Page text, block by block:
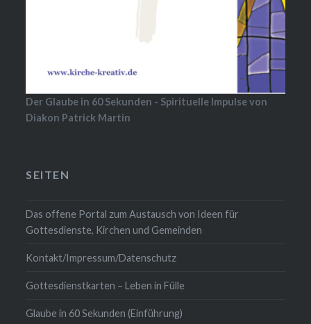
Der Glaube in 60 Sekunden - Spirituelle Impulse von
Diakon Patrick Martin
SEITEN
Das offene Portal zum Austausch von Ideen für
Gottesdienste, Kirchen und Gemeinden
Kontakt/Impressum/Datenschutz
Gottesdienstkarten – Leben in Fülle
Glaube in 60 Sekunden (Einführung)